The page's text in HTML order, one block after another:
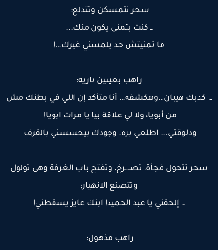
سحر تتمسكن وتتدلع:
ــ كنت بتمنى يكون منك...
ما تمنيتش حد يلمسني غيرك…!
راهب بعينين نارية:
كدبك هيبان…وهكشفه… أنا متأكد إن اللي في بطنك مش
من أبويا، ولا لي علاقة بيا يا مرات ابويا!
ودلوقتي... اطلعي بره. وجودك بيحسسني بالقرف
سحر تتحول فجأة، تصــ ـرخ، وتفتح باب الغرفة وهي تولول
وتتصنع الانهيار:
ــ إلحقني يا عبد الحميد! ابنك عايز يسقطني!
راهب مذهول: